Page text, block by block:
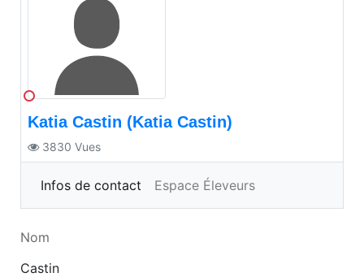
Katia Castin (Katia Castin)
Vues
3830
Infos de contact
Espace Éleveurs
Nom
Castin